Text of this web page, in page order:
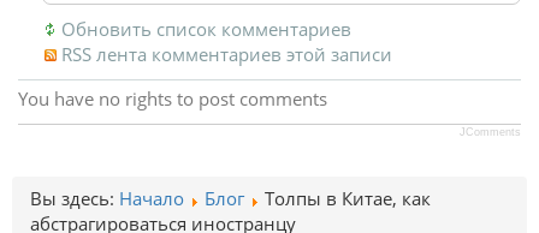
Обновить список комментариев
RSS лента комментариев этой записи
You have no rights to post comments
JComments
Вы здесь: Начало Блог
Толпы в Китае, как
абстрагироваться иностранцу